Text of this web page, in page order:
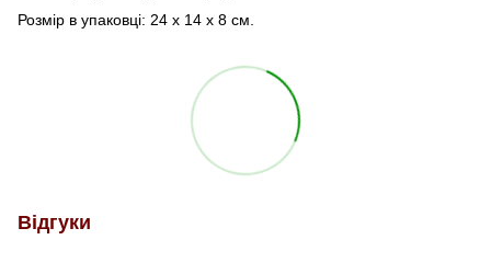
Розмір в упаковці: 24 х 14 х 8 см.
Відгуки